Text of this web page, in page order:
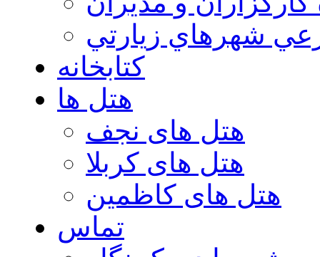
شهرهاي زيارتي
کتابخانه
هتل ها
هتل های نجف
هتل های کربلا
هتل های کاظمین
تماس